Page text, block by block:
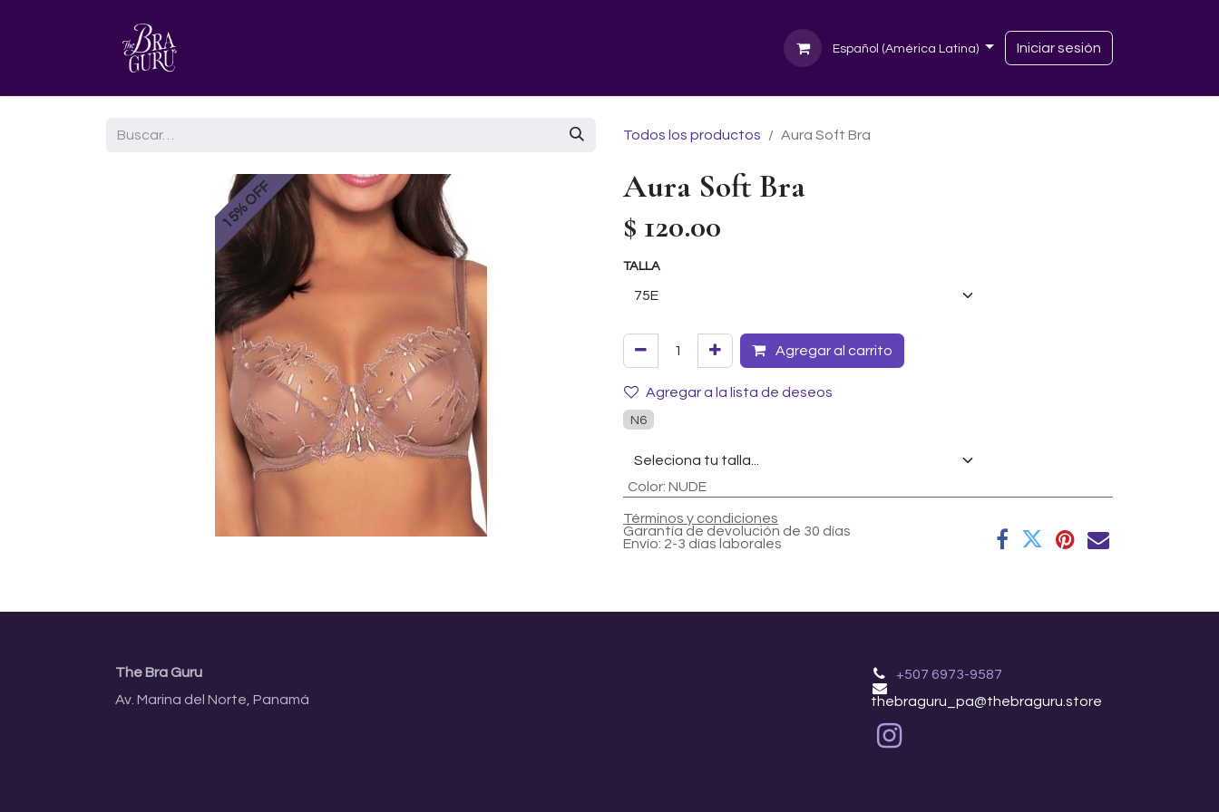
Español (América Latina) Iniciar sesión
Todos los productos Aura Soft Bra
15% OFF
Aura Soft Bra
$ 120.00
TALLA
Agregar al carrito
Agregar a la lista de deseos
N6
Color: NUDE
Términos y condiciones
Garantía de devolución de 30 días
Envío: 2-3 días laborales
+507 6973-9587
thebraguru_pa@thebraguru.store
The Bra Guru
Av. Marina del Norte, Panamá